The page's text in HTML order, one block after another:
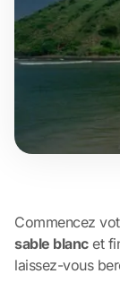
Commencez
sable blancet
laissez-vous